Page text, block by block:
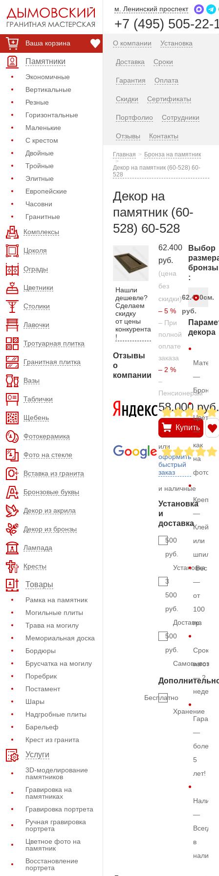
Ваша корзина
Памятники
Экономичные
Вертикальные
Резные
Горизонтальные
Маленькие
С крестом
Двойные
Тройные
Элитные
Европейские
Часовни
Гранитные
Комплексы
Цоколя
Ограды
Цветники
Столики
Лавочки
Тротуарная плитка
Гранитная плитка
Вазы
Таблички
Щебень
Фотокерамика
Фото на стекле
Вставка из гранита
Бронзовые буквы
Декор из акрила
Декор из бронзы
Лампада
Кресты
Товары
Рамка на памятник
Могильные плиты
Трава на могилу
Мемориальная доска
Бордюры
Брусчатка на могилу
Поребрик
Постамент
Шары
Надгробные плиты
Барельеф
Крест из гранита
Услуги
3D-моделирование
памятников
Гравировка на
памятниках
Гравировка портрета
Ручная гравировка
портрета
Цветное фото на
памятник
Восстановление
портрета
м. Ленинский проспект
+7 (495) 505-22-
О компании Установка
Доставка Сроки
Гарантия Оплата
Скидки Сертификаты
Портфолио Сотрудники
Отзывы Контакты
Главная
Бронза на памятник
Декор на памятник (60-528) 60-
528
Декор на
памятник (60-
528) 60-528
Нашли
дешевле?
Сделаем
скидку
от цены
конкурента
!
Отзывы
о
компании
62.400
руб.
(цена
без
скидки)
– 5 %
– При
полной
оплате
заказа
– 2 %
–
Пенсионерам
58.000 руб.
Купить
или
оформить
быстрый
заказ
и наличные
Установка
и
доставка
500
руб.
Установка
3
500
руб.
Доставка
500
руб.
Самовывоз
Бесплатно
Хранение
Выбор
бронзы
:
62.400
руб.
см.
декора
—
Бронза
Цвет
—
как
на
фото
—
Клей
или
Вес
—
от
100
гр.
Срок
— 2
недели
—
более
5
лет!
—
Всегда
в